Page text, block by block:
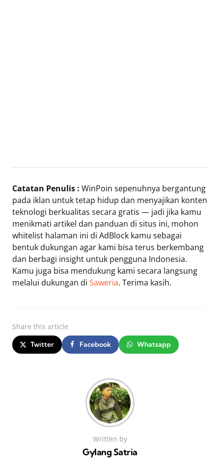
Catatan Penulis : WinPoin sepenuhnya bergantung
pada iklan untuk tetap hidup dan menyajikan konten
teknologi berkualitas secara gratis — jadi jika kamu
menikmati artikel dan panduan di situs ini, mohon
whitelist halaman ini di AdBlock kamu sebagai
bentuk dukungan agar kami bisa terus berkembang
dan berbagi insight untuk pengguna Indonesia.
Kamu juga bisa mendukung kami secara langsung
melalui dukungan di Saweria. Terima kasih.
Share this article
Twitter Facebook Whatsapp
Written by
Gylang Satria